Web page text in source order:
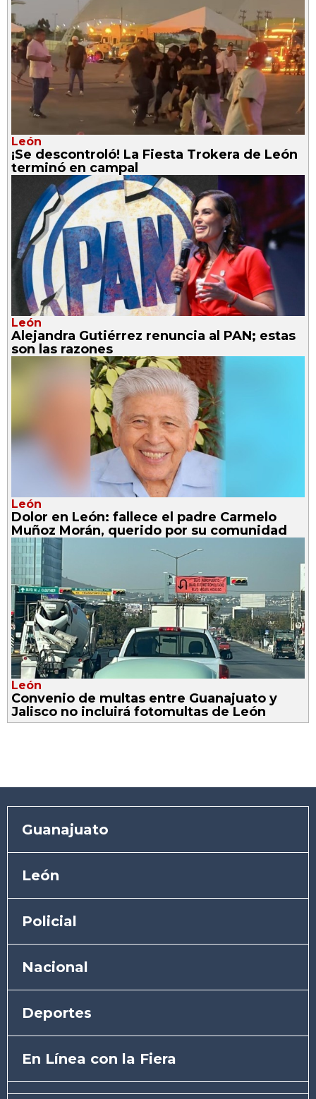
León
¡Se descontroló! La Fiesta Trokera de León
terminó en campal
León
Alejandra Gutiérrez renuncia al PAN; estas
son las razones
León
Dolor en León: fallece el padre Carmelo
Muñoz Morán, querido por su comunidad
León
Convenio de multas entre Guanajuato y
Jalisco no incluirá fotomultas de León
Guanajuato
León
Policial
Nacional
Deportes
En Línea con la Fiera